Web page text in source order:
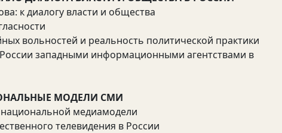
к диалогу власти и общества
вольностей и реальность политической практики
западными информационными агентствами в
МОДЕЛИ СМИ
национальной медиамодели
телевидения в России